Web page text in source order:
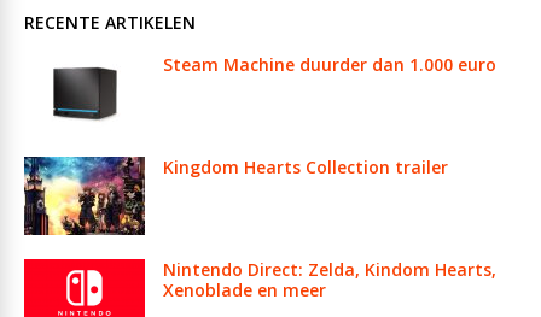
RECENTE ARTIKELEN
Steam Machine duurder dan 1.000 euro
Kingdom Hearts Collection trailer
Nintendo Direct: Zelda, Kindom Hearts,
Xenoblade en meer